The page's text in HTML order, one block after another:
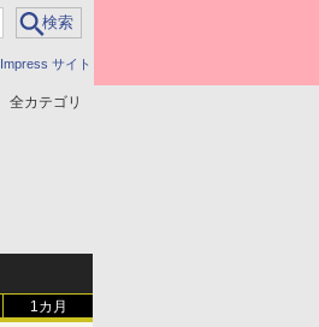
Impress サイト
全カテゴリ
1カ月